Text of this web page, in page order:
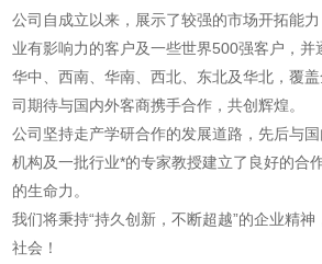
公司自成立以来，展示了较强的市场开拓能
业有影响力的客户及一些世界500强客户，并
华中、西南、华南、西北、东北及华北，覆
司期待与国内外客商携手合作，共创辉煌。
公司坚持走产学研合作的发展道路，先后与
机构及一批行业*的专家教授建立了良好的合
的生命力。
我们将秉持“持久创新，不断超越”的企业精
社会！